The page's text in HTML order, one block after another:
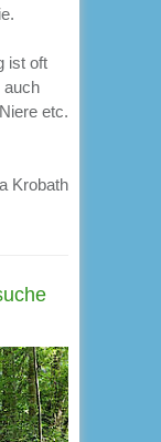
ist oft
auch
etc.
Krobath